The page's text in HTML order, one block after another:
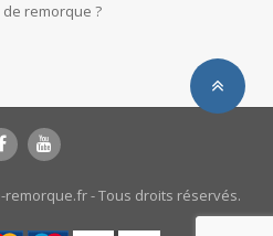
remorque ?
- Tous droits réservés.